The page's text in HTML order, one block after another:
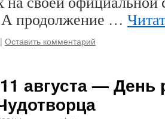
продолжение …
| Оставить комментарий
августа — День